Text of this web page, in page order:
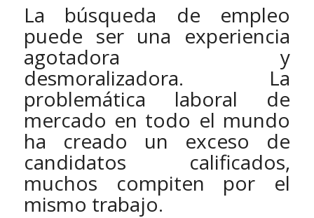
La búsqueda de empleo
puede ser una experiencia
agotadora y
desmoralizadora. La
problemática laboral de
mercado en todo el mundo
ha creado un exceso de
candidatos calificados,
muchos compiten por el
mismo trabajo.